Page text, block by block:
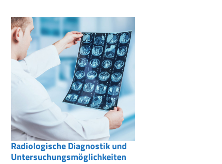
Radiologische Diagnostik und
Untersuchungsmöglichkeiten